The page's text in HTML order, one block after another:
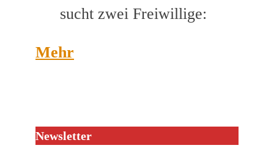
sucht zwei Freiwillige:
Mehr
Newsletter